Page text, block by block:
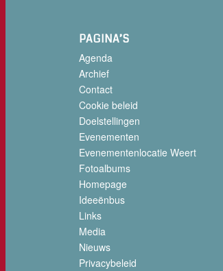
PAGINA’S
Agenda
Archief
Contact
Cookie beleid
Doelstellingen
Evenementen
Evenementenlocatie Weert
Fotoalbums
Homepage
Ideeënbus
Links
Media
Nieuws
Privacybeleid